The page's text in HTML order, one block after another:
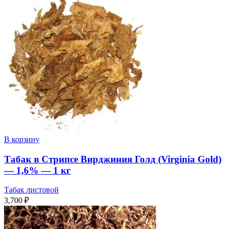
В корзину
Табак в Стрипсе Вирджиния Голд (Virginia Gold)
— 1,6% — 1 кг
Табак листовой
3,700 ₽